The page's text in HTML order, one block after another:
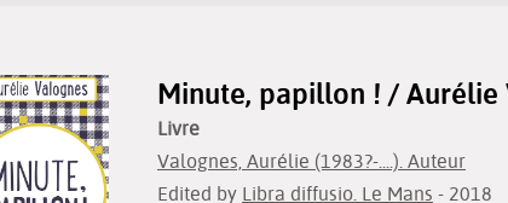
Minute, papillon ! / Aurélie
Livre
Valognes, Aurélie (1983?-....). Auteur
Edited by Libra diffusio. Le Mans - 2018